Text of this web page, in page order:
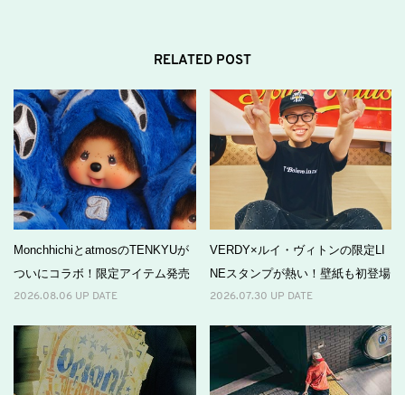
RELATED POST
MonchhichiとatmosのTENKYUが
ついにコラボ！限定アイテム発売
2026.08.06 UP DATE
VERDY×ルイ・ヴィトンの限定LI
NEスタンプが熱い！壁紙も初登場
2026.07.30 UP DATE